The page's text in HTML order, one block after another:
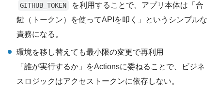
GITHUB_TOKEN
を利用することで、アプリ本体は「合
鍵（トークン）を使ってAPIを叩く」というシンプルな
責務になる。
環境を移し替えても最小限の変更で再利用
「誰が実行するか」をActionsに委ねることで、ビジネ
スロジックはアクセストークンに依存しない。